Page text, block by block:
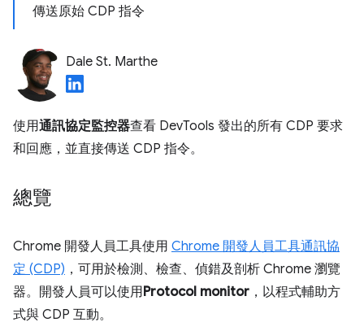
傳送原始 CDP 指令
Dale St. Marthe
使用通訊協定監控器查看 DevTools 發出的所有 CDP 要求
和回應，並直接傳送 CDP 指令。
總覽
Chrome 開發人員工具使用 Chrome 開發人員工具通訊協
定 (CDP) ，可用於檢測、檢查、偵錯及剖析 Chrome 瀏覽
器。開發人員可以使用Protocol monitor ，以程式輔助方
式與 CDP 互動。